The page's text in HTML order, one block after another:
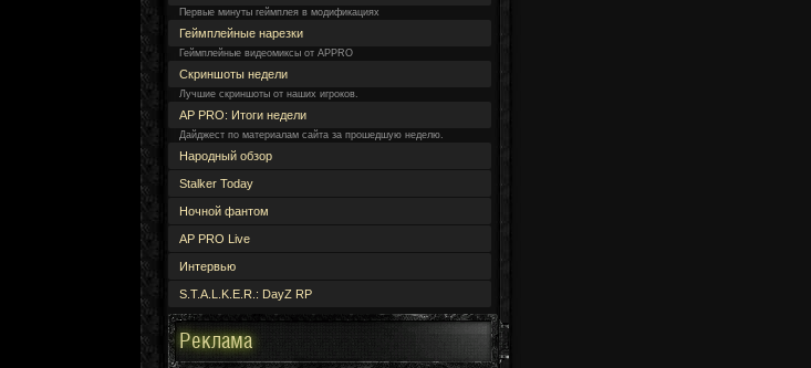
Первые минуты геймплея в модификациях
Геймплейные нарезки
Геймплейные видеомиксы от APPRO
Скриншоты недели
Лучшие скриншоты от наших игроков.
AP PRO: Итоги недели
Дайджест по материалам сайта за прошедшую неделю.
Народный обзор
Stalker Today
Ночной фантом
AP PRO Live
Интервью
S.T.A.L.K.E.R.: DayZ RP
Реклама